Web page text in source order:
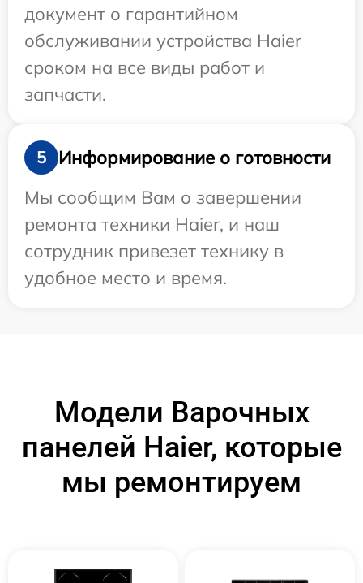
документ о гарантийном
обслуживании устройства Haier
сроком на все виды работ и
запчасти.
5
Информирование о готовности
Мы сообщим Вам о завершении
ремонта техники Haier, и наш
сотрудник привезет технику в
удобное место и время.
Модели Варочных
панелей Haier, которые
мы ремонтируем